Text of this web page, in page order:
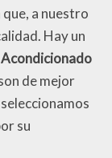
a nuestro
Hay un
de mejor
su